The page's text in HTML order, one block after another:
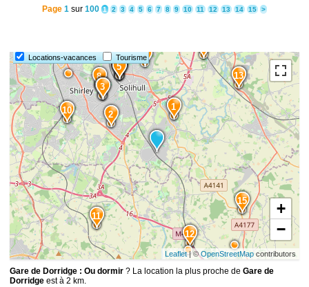
Page 1 sur 100 1 2 3 4 5 6 7 8 9 10 11 12 13 14 15 >
Locations-vacances Tourisme
15
13
12
11
10
9
8
7
6
5
4
3
2
1
+
−
Leaflet| ©OpenStreetMapcontributors
Gare de Dorridge : Ou dormir ? La location la plus proche deGare de
Dorridge est à 2 km.